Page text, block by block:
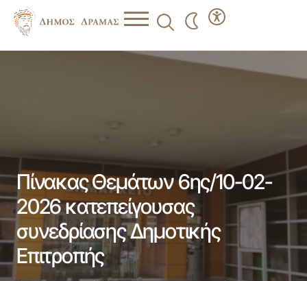
Πίνακας Θεμάτων 6ης/10-02-2026 κατεπείγουσας
Πίνακας Θεμάτων 6ης/10-02-
2026 κατεπείγουσας
συνεδρίασης Δημοτικής
Επιτροπής